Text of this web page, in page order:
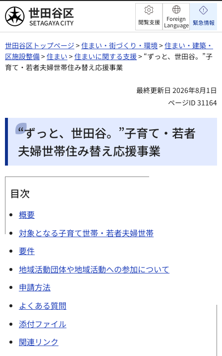
世田谷区 閲覧支援
Foreign
Language 緊急情報
世田谷区トップページ >住まい・街づくり・環境>住まい・建築・
区施設整備>住まい >住まいに関する支援> “ずっと、世田谷。”子
育て・若者夫婦世帯住み替え応援事業
最終更新日 2026年8月1日
ページID 31164
“ずっと、世田谷。”子育て・若者
夫婦世帯住み替え応援事業
目次
概要
対象となる子育て世帯・若者夫婦世帯
要件
地域活動団体や地域活動への参加について
申請方法
よくある質問
添付ファイル
関連リンク